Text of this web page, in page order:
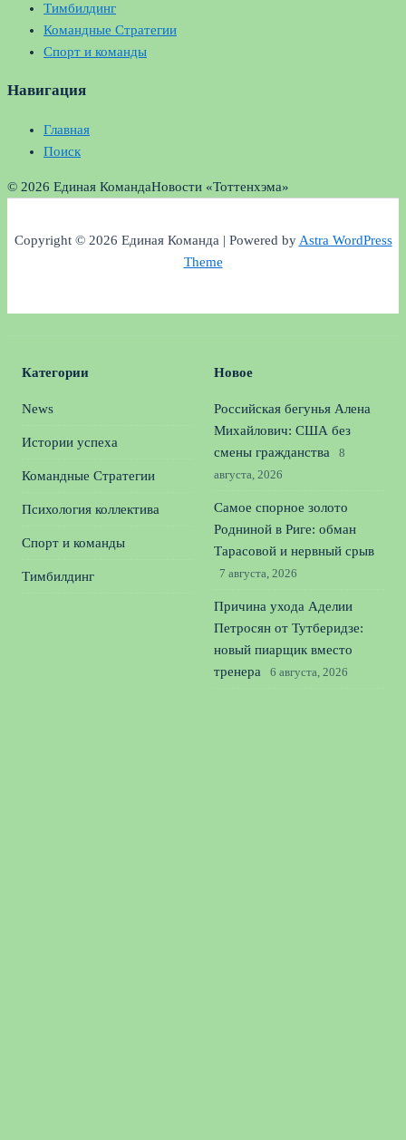
Тимбилдинг
Командные Стратегии
Спорт и команды
Навигация
Главная
Поиск
© 2026 Единая КомандаНовости «Тоттенхэма»
Copyright © 2026 Единая Команда | Powered byAstra WordPress
Theme
Категории
News
Истории успеха
Командные Стратегии
Психология коллектива
Спорт и команды
Тимбилдинг
Новое
Российская бегунья Алена
Михайлович: США без
смены гражданства
8
августа, 2026
Самое спорное золото
Родниной в Риге: обман
Тарасовой и нервный срыв
7 августа, 2026
Причина ухода Аделии
Петросян от Тутберидзе:
новый пиарщик вместо
тренера
6 августа, 2026